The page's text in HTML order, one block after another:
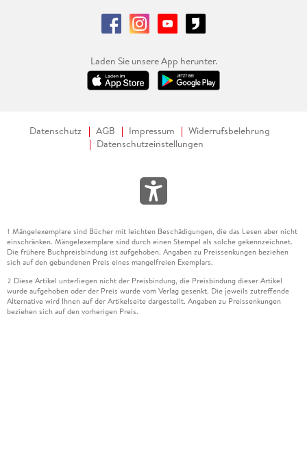
Laden Sie unsere App herunter.
Datenschutz AGB Impressum
Widerrufsbelehrung
Datenschutzeinstellungen
1 Mängelexemplare sind Bücher mit leichten Beschädigungen, die das Lesen aber nicht
einschränken. Mängelexemplare sind durch einen Stempel als solche gekennzeichnet.
Die frühere Buchpreisbindung ist aufgehoben. Angaben zu Preissenkungen beziehen
sich auf den gebundenen Preis eines mangelfreien Exemplars.
2 Diese Artikel unterliegen nicht der Preisbindung, die Preisbindung dieser Artikel
wurde aufgehoben oder der Preis wurde vom Verlag gesenkt. Die jeweils zutreffende
Alternative wird Ihnen auf der Artikelseite dargestellt. Angaben zu Preissenkungen
beziehen sich auf den vorherigen Preis.